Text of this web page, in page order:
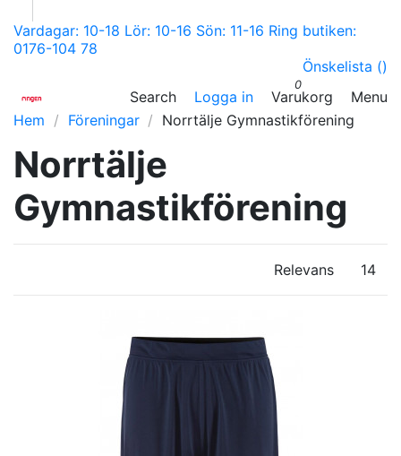
Vardagar: 10-18 Lör: 10-16 Sön: 11-16 Ring butiken:
0176-104 78
Önskelista ()
Search
Logga in
0
Varukorg
Menu
Hem
Föreningar Norrtälje Gymnastikförening
Norrtälje
Gymnastikförening
Relevans 14